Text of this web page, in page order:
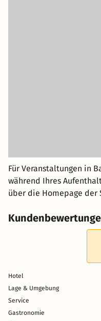
Für Veranstaltungen in
während Ihres
über die Homepage der
Hotel
Lage & Umgebung
Service
Gastronomie